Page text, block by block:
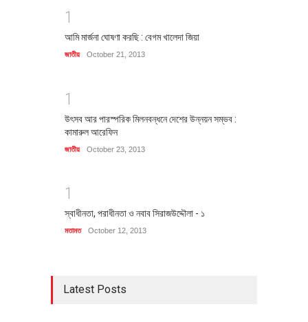
1
আমি মার্জনা ঘোষণা করছি : বেগম খালেদা জিয়া
জাতীয় October 21, 2013
1
উৎসব আর পারস্পরিক মিলনবন্ধনে দেশের উন্নয়ন সম্ভব :
কামারুল আরেফিন
জাতীয় October 23, 2013
1
স্বাধীনতা, পরাধীনতা ও নবাব সিরাজউদ্দৌলা - ১
মতামত October 12, 2013
Latest Posts